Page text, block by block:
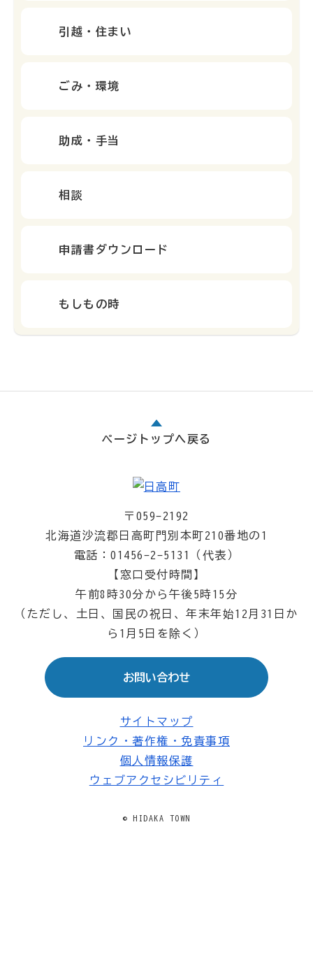
引越・住まい
ごみ・環境
助成・手当
相談
申請書ダウンロード
もしもの時
ページトップへ戻る
〒059-2192
北海道沙流郡日高町門別本町210番地の1
電話：01456-2-5131（代表）
【窓口受付時間】
午前8時30分から午後5時15分
（ただし、土日、国民の祝日、年末年始12月31日か
ら1月5日を除く）
お問い合わせ
サイトマップ
リンク・著作権・免責事項
個人情報保護
ウェブアクセシビリティ
© HIDAKA TOWN